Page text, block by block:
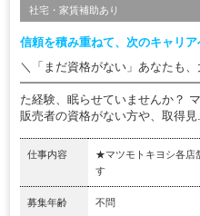
社宅・家賃補助あり
信頼を積み重ねて、次のキャリア
＼「まだ資格がない」あなたも、
た経験、眠らせていませんか？
販売者の資格がない方や、取得見
仕事内容
★マツモトキヨシ各店
す
募集年齢 不問